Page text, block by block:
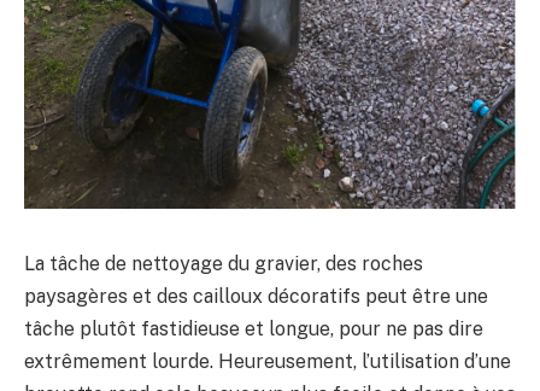
La tâche de nettoyage du gravier, des roches
paysagères et des cailloux décoratifs peut être une
tâche plutôt fastidieuse et longue, pour ne pas dire
extrêmement lourde. Heureusement, l’utilisation d’une